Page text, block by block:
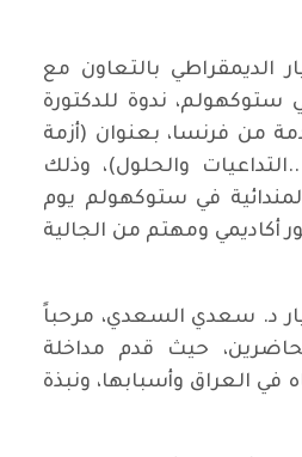
الديمقراطي بالتعاون مع
ستوكهولم، ندوة للدكتورة
من فرنسا، بعنوان (أزمة
والحلول)، وذلك
في ستوكهولم يوم
جمهور أكاديمي ومهتم من الجالية
د. سعدي السعدي، مرحباً
حيث قدم مداخلة
في العراق وأسبابها، ونبذة